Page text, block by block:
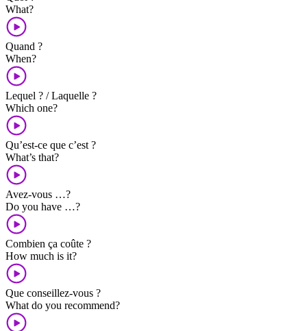
What?
Quand ?
When?
Lequel ? / Laquelle ?
Which one?
Qu’est-ce que c’est ?
What’s that?
Avez-vous …?
Do you have …?
Combien ça coûte ?
How much is it?
Que conseillez-vous ?
What do you recommend?